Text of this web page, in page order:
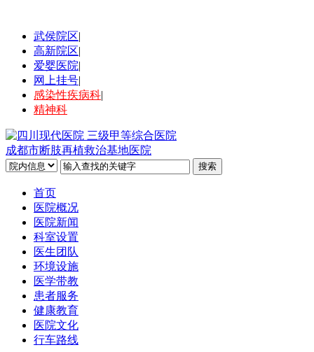
武侯院区|
高新院区|
爱婴医院|
网上挂号|
感染性疾病科|
精神科
成都市断肢再植救治基地医院
首页
医院概况
医院新闻
科室设置
医生团队
环境设施
医学带教
患者服务
健康教育
医院文化
行车路线